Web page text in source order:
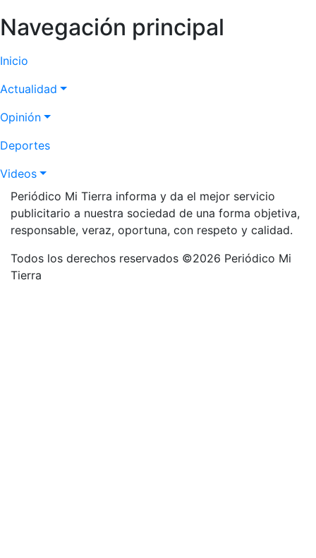
Navegación principal
Inicio
Actualidad
Opinión
Deportes
Videos
Periódico Mi Tierra informa y da el mejor servicio
publicitario a nuestra sociedad de una forma objetiva,
responsable, veraz, oportuna, con respeto y calidad.
Todos los derechos reservados ©2026 Periódico Mi
Tierra